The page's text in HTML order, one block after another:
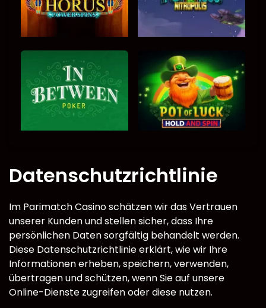
Datenschutzrichtlinie
Im Parimatch Casino schätzen wir das Vertrauen
unserer Kunden und stellen sicher, dass Ihre
persönlichen Daten sorgfältig behandelt werden.
Diese Datenschutzrichtlinie erklärt, wie wir Ihre
Informationen erheben, speichern, verwenden,
übertragen und schützen, wenn Sie auf unsere
Online-Dienste zugreifen oder diese nutzen.